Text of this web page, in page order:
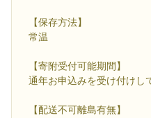
【保存方法】
常温
【寄附受付可能期間】
通年お申込みを受け付けし
【配送不可離島有無】